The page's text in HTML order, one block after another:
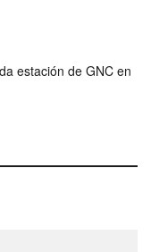
estación de GNC en